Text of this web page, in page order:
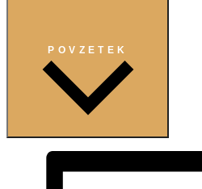
POVZETEK